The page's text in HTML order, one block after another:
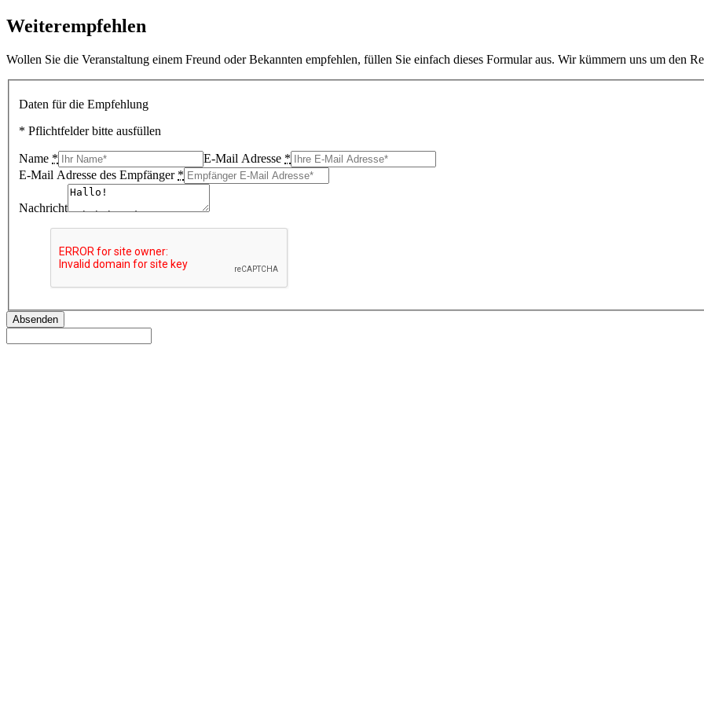
Weiterempfehlen
Wollen Sie die Veranstaltung einem Freund oder Bekannten empfehlen, füllen Sie einfach dieses Formular aus. Wir kümmern uns um den
Daten für die Empfehlung
* Pflichtfelder bitte ausfüllen
Name * E-Mail Adresse *
E-Mail Adresse des Empfänger *
Nachricht
Absenden